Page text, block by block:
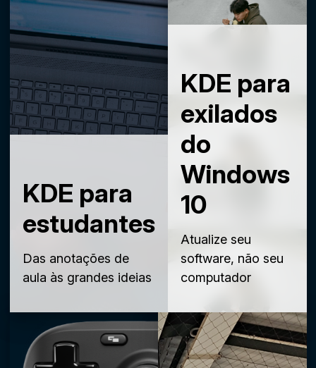
KDE para
estudantes
Das anotações de
aula às grandes ideias
KDE para
exilados
do
Windows
10
Atualize seu
software, não seu
computador